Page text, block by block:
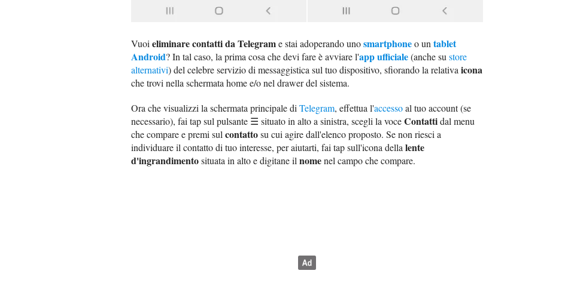
Vuoieliminare contatti da Telegrame stai adoperando unosmartphoneo untablet
Android? In tal caso, la prima cosa che devi fare è avviare l'app ufficiale(anche sustore
alternativi) del celebre servizio di messaggistica sul tuo dispositivo, sfiorando la relativaicona
che trovi nella schermata home e/o nel drawer del sistema.
Ora che visualizzi la schermata principale diTelegram, effettua l'accessoal tuo account (se
necessario), fai tap sul pulsante ☰ situato in alto a sinistra, scegli la voceContattidal menu
che compare e premi sulcontattosu cui agire dall'elenco proposto. Se non riesci a
individuare il contatto di tuo interesse, per aiutarti, fai tap sull'icona dellalente
d'ingrandimentosituata in alto e digitane ilnomenel campo che compare.